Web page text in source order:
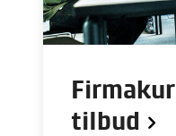
tilbud